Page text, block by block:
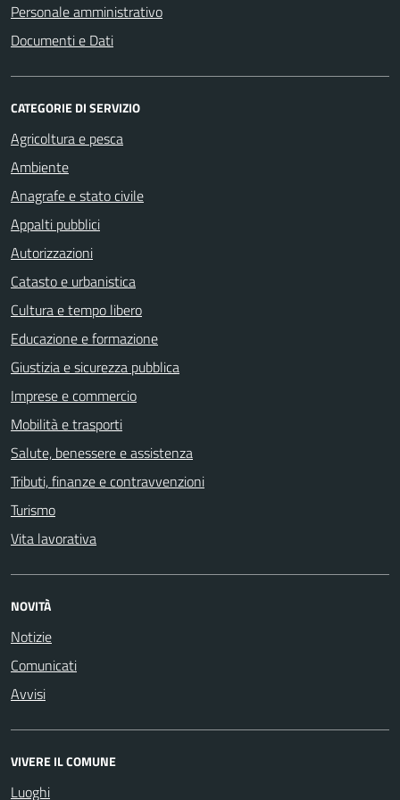
Personale amministrativo
Documenti e Dati
CATEGORIE DI SERVIZIO
Agricoltura e pesca
Ambiente
Anagrafe e stato civile
Appalti pubblici
Autorizzazioni
Catasto e urbanistica
Cultura e tempo libero
Educazione e formazione
Giustizia e sicurezza pubblica
Imprese e commercio
Mobilità e trasporti
Salute, benessere e assistenza
Tributi, finanze e contravvenzioni
Turismo
Vita lavorativa
NOVITÀ
Notizie
Comunicati
Avvisi
VIVERE IL COMUNE
Luoghi